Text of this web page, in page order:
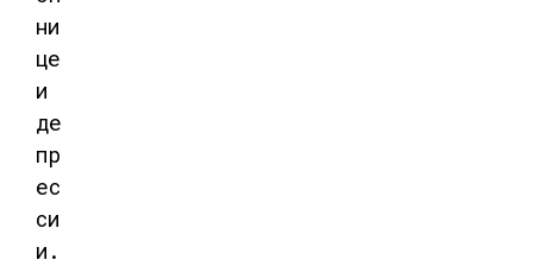
ни
це
и
де
пр
ес
си
и.